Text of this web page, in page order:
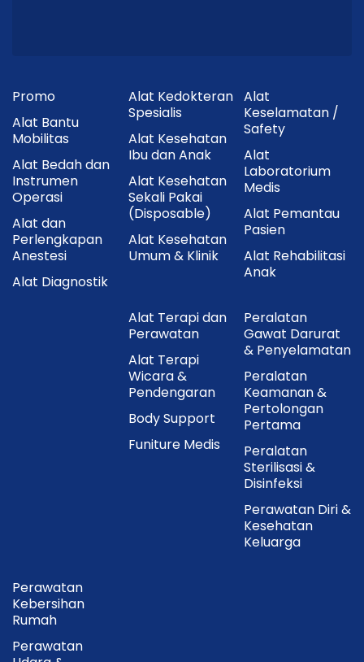
Promo
Alat Bantu
Mobilitas
Alat Bedah dan
Instrumen
Operasi
Alat dan
Perlengkapan
Anestesi
Alat Diagnostik
Alat Kedokteran
Spesialis
Alat Kesehatan
Ibu dan Anak
Alat Kesehatan
Sekali Pakai
(Disposable)
Alat Kesehatan
Umum & Klinik
Alat
Keselamatan /
Safety
Alat
Laboratorium
Medis
Alat Pemantau
Pasien
Alat Rehabilitasi
Anak
Alat Terapi dan
Perawatan
Alat Terapi
Wicara &
Pendengaran
Body Support
Funiture Medis
Peralatan
Gawat Darurat
& Penyelamatan
Peralatan
Keamanan &
Pertolongan
Pertama
Peralatan
Sterilisasi &
Disinfeksi
Perawatan Diri &
Kesehatan
Keluarga
Perawatan
Kebersihan
Rumah
Perawatan